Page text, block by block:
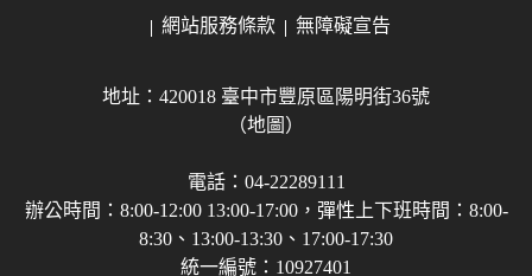
網站服務條款
無障礙宣告
地址：420018 臺中市豐原區陽明街36號
（地圖）
電話：04-22289111
辦公時間：8:00-12:00 13:00-17:00，彈性上下班時間：8:00-
8:30、13:00-13:30、17:00-17:30
統一編號：10927401